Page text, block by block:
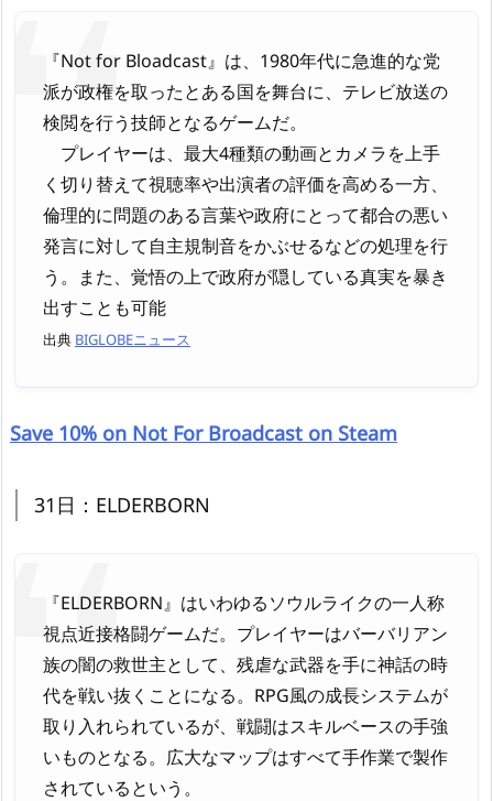
『Not for Bloadcast』は、1980年代に急進的な党
派が政権を取ったとある国を舞台に、テレビ放送の
検閲を行う技師となるゲームだ。
プレイヤーは、最大4種類の動画とカメラを上手
く切り替えて視聴率や出演者の評価を高める一方、
倫理的に問題のある言葉や政府にとって都合の悪い
発言に対して自主規制音をかぶせるなどの処理を行
う。また、覚悟の上で政府が隠している真実を暴き
出すことも可能
出典 BIGLOBEニュース
Save 10% on Not For Broadcast on Steam
31日：ELDERBORN
『ELDERBORN』はいわゆるソウルライクの一人称
視点近接格闘ゲームだ。プレイヤーはバーバリアン
族の闇の救世主として、残虐な武器を手に神話の時
代を戦い抜くことになる。RPG風の成長システムが
取り入れられているが、戦闘はスキルベースの手強
いものとなる。広大なマップはすべて手作業で製作
されているという。